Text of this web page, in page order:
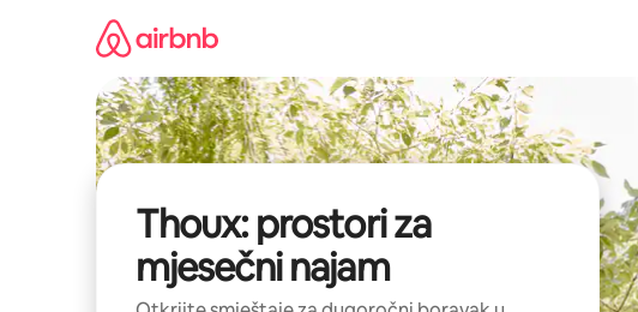
Thoux: prostori za
mjesečni najam